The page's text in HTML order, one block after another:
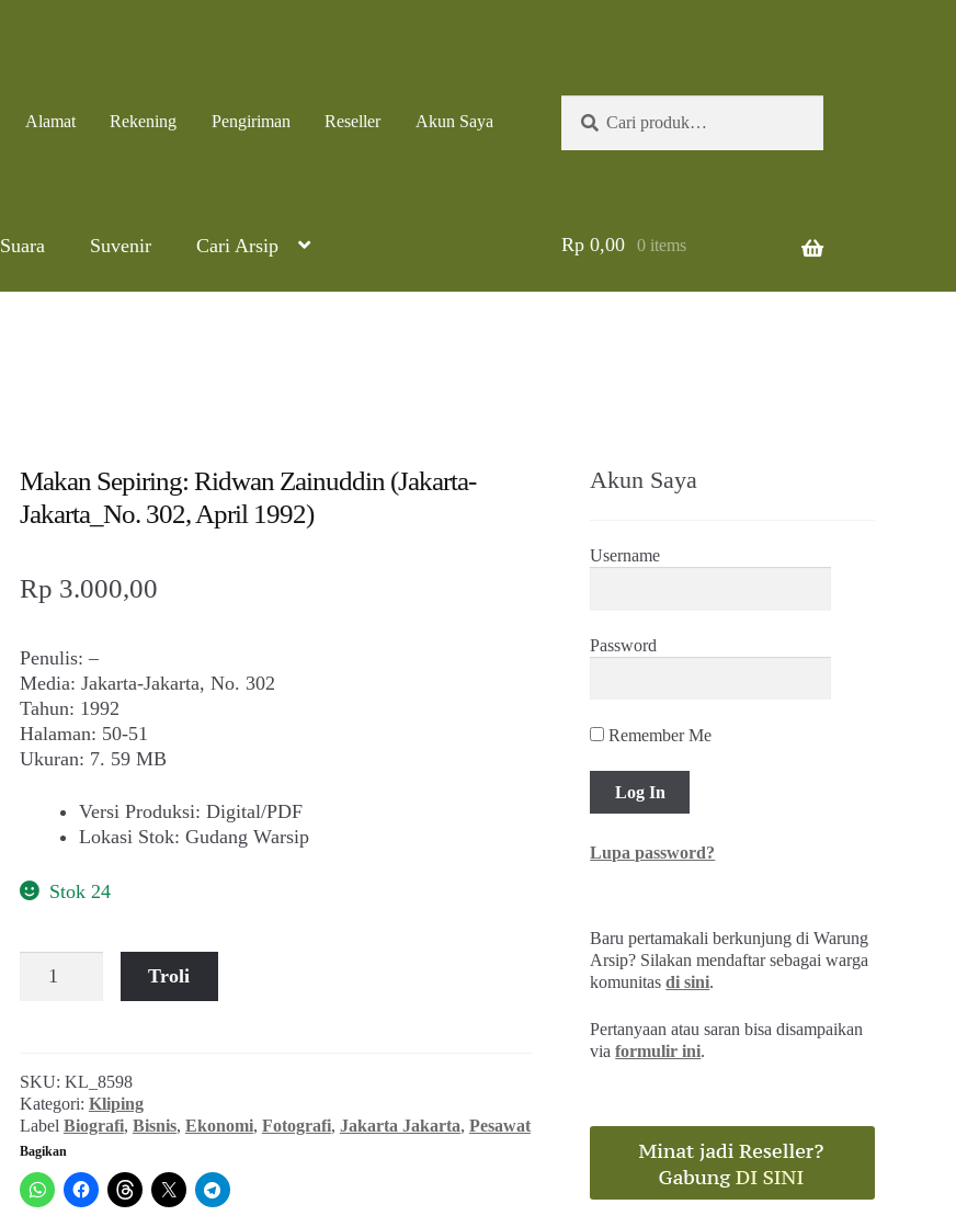
Alamat Rekening Pengiriman Reseller Akun Saya
untuk:
Suara Suvenir Cari Arsip Rp0,00 0 items
Makan Sepiring: Ridwan Zainuddin (Jakarta-
Jakarta_No. 302, April 1992)
Rp 3.000,00
Penulis: –
Media: Jakarta-Jakarta, No. 302
Tahun: 1992
Halaman: 50-51
Ukuran: 7. 59 MB
Versi Produksi: Digital/PDF
Lokasi Stok: Gudang Warsip
Stok 24
Makan
(Jakarta-
Jakarta_No.
April
1992)
Troli
SKU: KL_8598
Kategori: Kliping
Label Biografi, Bisnis, Ekonomi, Fotografi, Jakarta Jakarta, Pesawat
Bagikan
Akun Saya
Username
Password
Remember Me
Lupa password?
Baru pertamakali berkunjung di Warung
Arsip? Silakan mendaftar sebagai warga
komunitasdi sini.
Pertanyaan atau saran bisa disampaikan
viaformulir ini.